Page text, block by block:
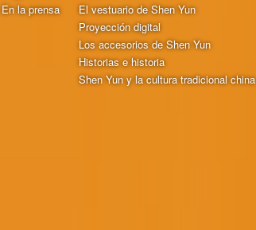
En la prensa
El vestuario de Shen Yun
Proyección digital
Los accesorios de Shen Yun
Historias e historia
Shen Yun y la cultura tradicional china